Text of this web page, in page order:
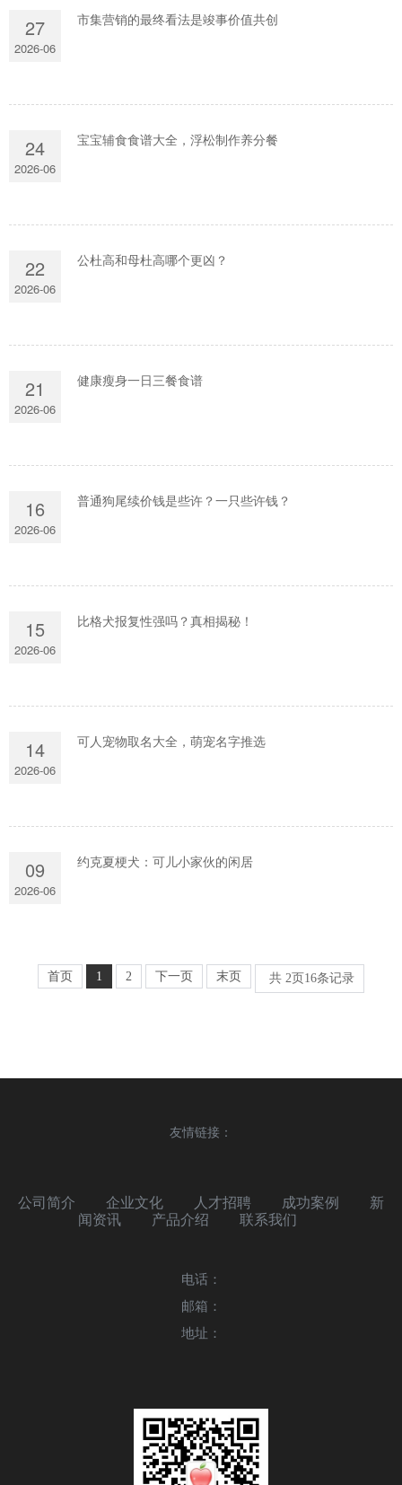
27
2026-06
市集营销的最终看法是竣事价值共创
24
2026-06
宝宝辅食食谱大全，浮松制作养分餐
22
2026-06
公杜高和母杜高哪个更凶？
21
2026-06
健康瘦身一日三餐食谱
16
2026-06
普通狗尾续价钱是些许？一只些许钱？
15
2026-06
比格犬报复性强吗？真相揭秘！
14
2026-06
可人宠物取名大全，萌宠名字推选
09
2026-06
约克夏梗犬：可儿小家伙的闲居
首页 1 2 下一页 末页 共 2页 16条记录
友情链接：
公司简介 企业文化 人才招聘 成功案例
新
闻资讯
产品介绍 联系我们
电话：
邮箱：
地址：